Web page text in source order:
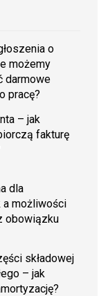
o
możemy
darmowe
pracę?
– jak
fakturę
dla
a możliwości
obowiązku
składowej
– jak